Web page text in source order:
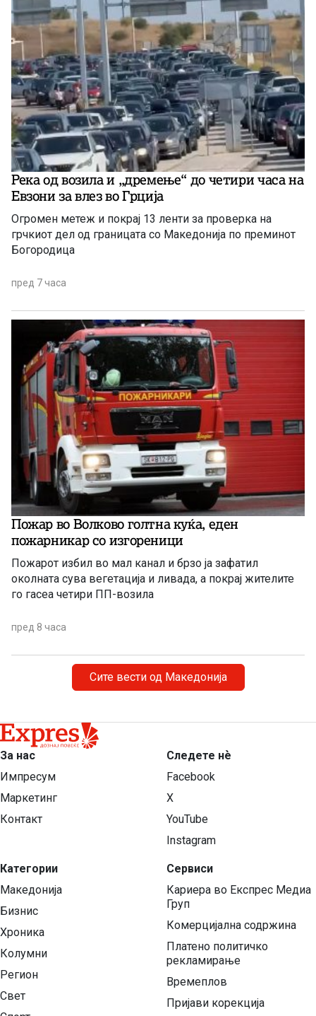
Река од возила и „дремење“ до четири часа на
Евзони за влез во Грција
Огромен метеж и покрај 13 ленти за проверка на
грчкиот дел од границата со Македонија по преминот
Богородица
пред 7 часа
Пожар во Волково голтна куќа, еден
пожарникар со изгореници
Пожарот избил во мал канал и брзо ја зафатил
околната сува вегетација и ливада, а покрај жителите
го гасеа четири ПП-возила
пред 8 часа
Сите вести од Македонија
За нас
Импресум
Маркетинг
Контакт
Категории
Македонија
Бизнис
Хроника
Колумни
Регион
Свет
Следете нѐ
Facebook
X
YouTube
Instagram
Сервиси
Кариера во Експрес Медиа
Груп
Комерцијална содржина
Платено политичко
рекламирање
Времеплов
Пријави корекција